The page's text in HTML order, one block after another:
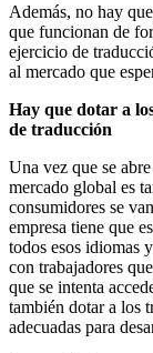
Además, no hay
que funcionan de
ejercicio de
al mercado que
Hay que dotar a
de traducción
Una vez que se
mercado global es
consumidores se
empresa tiene que
todos esos idiomas
con trabajadores
que se intenta
también dotar a los
adecuadas para